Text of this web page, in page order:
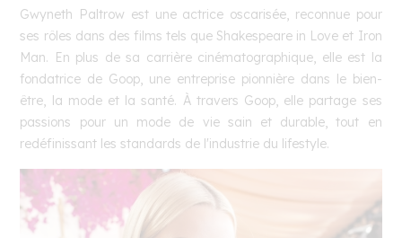
Gwyneth Paltrow est une actrice oscarisée, reconnue pour
ses rôles dans des films tels que Shakespeare in Love et Iron
Man. En plus de sa carrière cinématographique, elle est la
fondatrice de Goop, une entreprise pionnière dans le bien-
être, la mode et la santé. À travers Goop, elle partage ses
passions pour un mode de vie sain et durable, tout en
redéfinissant les standards de l'industrie du lifestyle.